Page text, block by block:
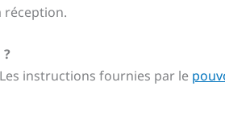
réception.
instructions fournies par le